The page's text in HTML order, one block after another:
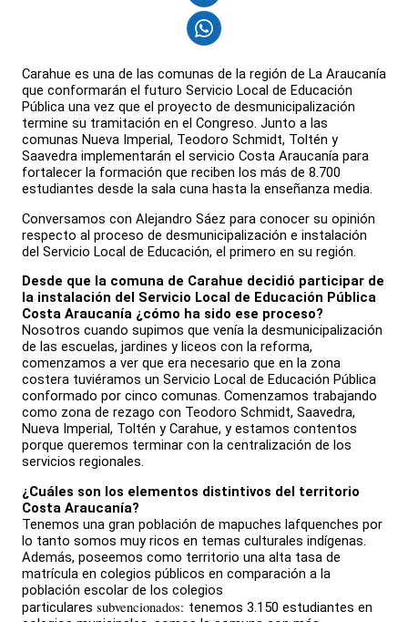
Carahue es una de las comunas de la región de La Araucanía
que conformarán el futuro Servicio Local de Educación
Pública una vez que el proyecto de desmunicipalización
termine su tramitación en el Congreso. Junto a las
comunas Nueva Imperial, Teodoro Schmidt, Toltén y
Saavedra implementarán el servicio Costa Araucanía para
fortalecer la formación que reciben los más de 8.700
estudiantes desde la sala cuna hasta la enseñanza media.
Conversamos con Alejandro Sáez para conocer su opinión
respecto al proceso de desmunicipalización e instalación
del Servicio Local de Educación, el primero en su región.
Desde que la comuna de Carahue decidió participar de
la instalación del Servicio Local de Educación Pública
Costa Araucanía ¿cómo ha sido ese proceso?
Nosotros cuando supimos que venía la desmunicipalización
de las escuelas, jardines y liceos con la reforma,
comenzamos a ver que era necesario que en la zona
costera tuviéramos un Servicio Local de Educación Pública
conformado por cinco comunas. Comenzamos trabajando
como zona de rezago con Teodoro Schmidt, Saavedra,
Nueva Imperial, Toltén y Carahue, y estamos contentos
porque queremos terminar con la centralización de los
servicios regionales.
¿Cuáles son los elementos distintivos del territorio
Costa Araucanía?
Tenemos una gran población de mapuches lafquenches por
lo tanto somos muy ricos en temas culturales indígenas.
Además, poseemos como territorio una alta tasa de
matrícula en colegios públicos en comparación a la
población escolar de los colegios
particulares subvencionados: tenemos 3.150 estudiantes en